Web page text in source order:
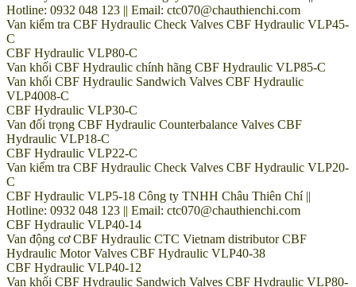
Hotline: 0932 048 123 || Email: ctc070@chauthienchi.com
Van kiểm tra CBF Hydraulic Check Valves CBF Hydraulic VLP45-
C
CBF Hydraulic VLP80-C
Van khối CBF Hydraulic chính hãng CBF Hydraulic VLP85-C
Van khối CBF Hydraulic Sandwich Valves CBF Hydraulic
VLP4008-C
CBF Hydraulic VLP30-C
Van đối trọng CBF Hydraulic Counterbalance Valves CBF
Hydraulic VLP18-C
CBF Hydraulic VLP22-C
Van kiểm tra CBF Hydraulic Check Valves CBF Hydraulic VLP20-
C
CBF Hydraulic VLP5-18 Công ty TNHH Châu Thiên Chí ||
Hotline: 0932 048 123 || Email: ctc070@chauthienchi.com
CBF Hydraulic VLP40-14
Van động cơ CBF Hydraulic CTC Vietnam distributor CBF
Hydraulic Motor Valves CBF Hydraulic VLP40-38
CBF Hydraulic VLP40-12
Van khối CBF Hydraulic Sandwich Valves CBF Hydraulic VLP80-